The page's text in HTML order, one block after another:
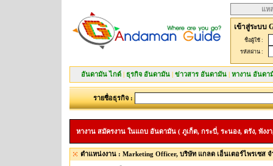
แห
เข้าสู่ระบบ
ชื่อผู้ใช้ :
รหัสผ่าน :
อันดามัน ไกด์ | ธุรกิจ อันดามัน | ข่าวสาร อันดามัน | หางาน อันดา
รายชื่อธุรกิจ :
หางาน สมัครงาน ในแถบ อันดามัน ( ภูเก็ต, กระบี่, ระนอง, ตรัง, พังง
ตำแหน่งงาน : Marketing Officer, บริษัท แกลด เอ็นเตอร์ไพรเซส จ